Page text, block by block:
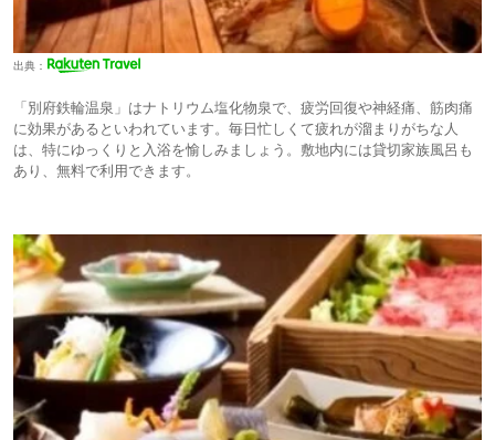
出典：
「別府鉄輪温泉」はナトリウム塩化物泉で、疲労回復や神経痛、筋肉痛
に効果があるといわれています。毎日忙しくて疲れが溜まりがちな人
は、特にゆっくりと入浴を愉しみましょう。敷地内には貸切家族風呂も
あり、無料で利用できます。